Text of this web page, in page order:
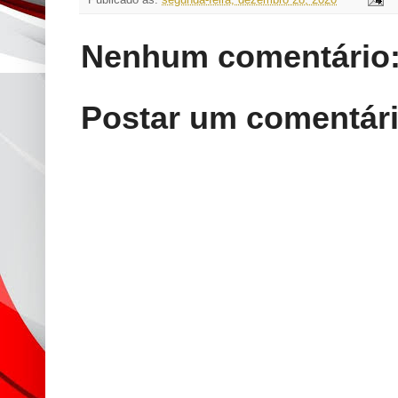
Nenhum comentário:
Postar um